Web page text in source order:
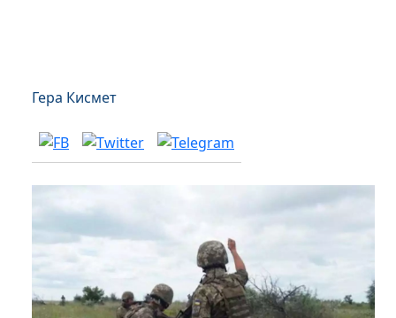
Гера Кисмет